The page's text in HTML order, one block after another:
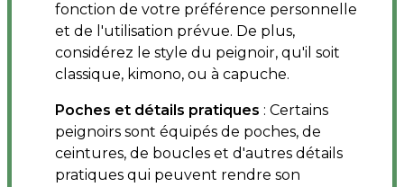
fonction de votre préférence personnelle
et de l'utilisation prévue. De plus,
considérez le style du peignoir, qu'il soit
classique, kimono, ou à capuche.
Poches et détails pratiques : Certains
peignoirs sont équipés de poches, de
ceintures, de boucles et d'autres détails
pratiques qui peuvent rendre son